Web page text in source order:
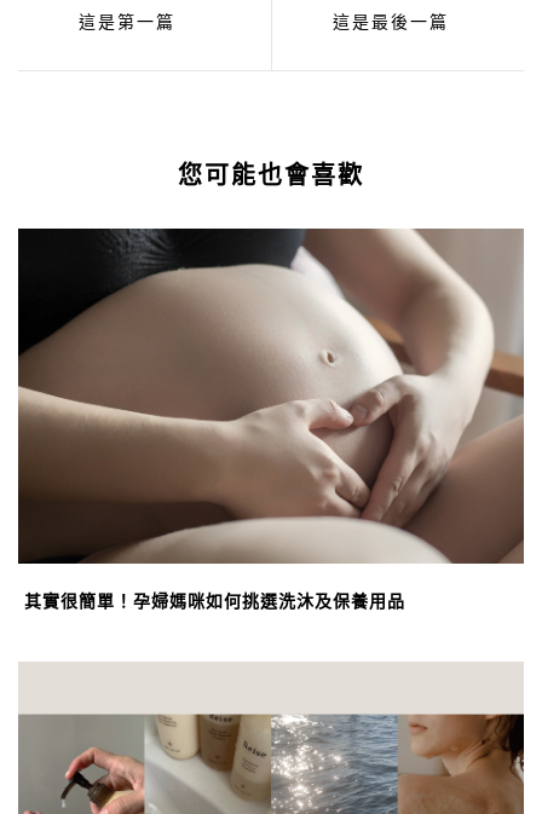
這是第一篇 這是最後一篇
您可能也會喜歡
其實很簡單！孕婦媽咪如何挑選洗沐及保養用品